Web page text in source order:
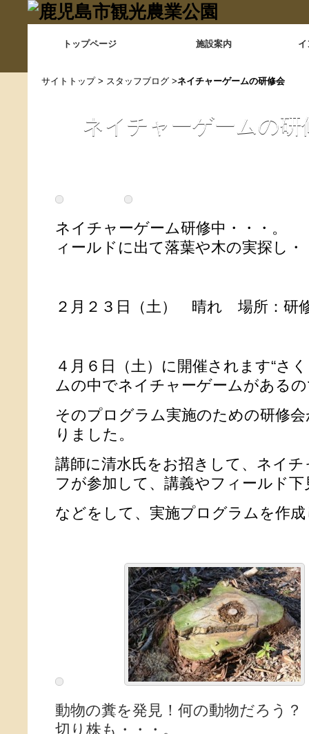
トップページ 施設案内
サイトトップ> スタッフブログ >ネイチャーゲームの研修会
ネイチャーゲームの研
ネイチャーゲーム研
ィールドに出て落葉や木の実探し・
２月２３日（土） 晴れ 場所：研
４月６日（土）に開催されます“さ
ムの中でネイチャーゲームがある
そのプログラム実施のための研修
りました。
講師に清水氏をお招きして、ネイ
フが参加して、講義やフィールド下
などをして、実施プログラムを作
動物の糞を発見！何の
切り株も・・・。